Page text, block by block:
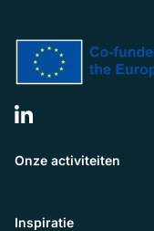
Onze activiteiten
Inspiratie